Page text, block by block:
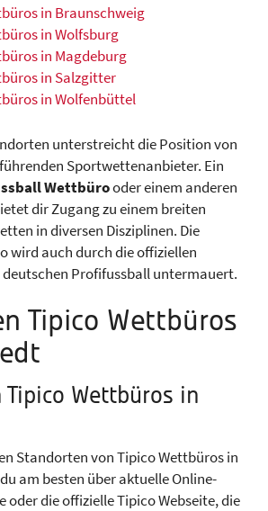
in Braunschweig
in Wolfsburg
in Magdeburg
in Salzgitter
in Wolfenbüttel
unterstreicht die Position von
Sportwettenanbieter. Ein
Wettbürooder einem anderen
dir Zugang zu einem breiten
in diversen Disziplinen. Die
wird auch durch die offiziellen
Profifussball untermauert.
Tipico Wettbüros
Tipico Wettbüros in
Standorten von Tipico Wettbüros in
am besten über aktuelle Online-
oder die offizielle Tipico Webseite, die